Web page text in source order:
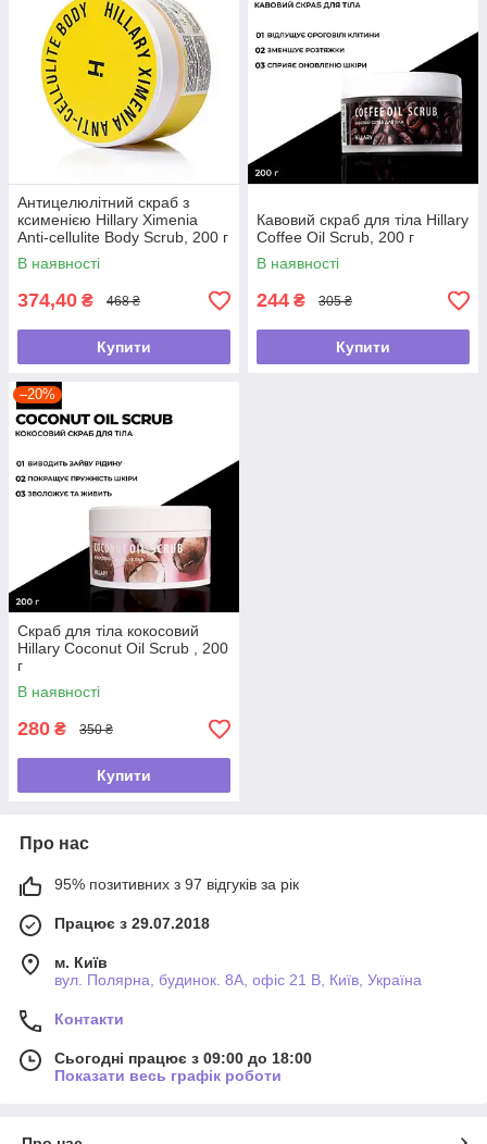
Антицелюлітний скраб з
ксименією Hillary Хimenia
Anti-cellulite Body Scrub, 200 г
В наявності
374,40 ₴ 468 ₴
Купити
Кавовий скраб для тіла Hillary
Coffee Oil Scrub, 200 г
В наявності
244 ₴ 305 ₴
Купити
–20%
Скраб для тіла кокосовий
Hillary Coconut Oil Scrub , 200
г
В наявності
280 ₴ 350 ₴
Купити
Про нас
95% позитивних з 97 відгуків за рік
Працює з 29.07.2018
м. Київ
вул. Полярна, будинок. 8А, офіс 21 В, Київ, Україна
Контакти
Сьогодні працює з 09:00 до 18:00
Показати весь графік роботи